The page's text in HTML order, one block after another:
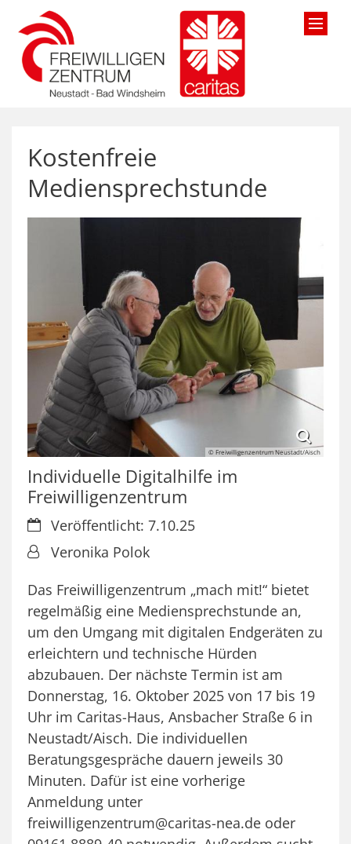
Zum Inhalt springen
Kostenfreie
Mediensprechstunde
© Freiwilligenzentrum Neustadt/Aisch
Individuelle Digitalhilfe im
Freiwilligenzentrum
Datum:Veröffentlicht: 7.10.25
Von:Veronika Polok
Das Freiwilligenzentrum „mach mit!“ bietet
regelmäßig eine Mediensprechstunde an,
um den Umgang mit digitalen Endgeräten zu
erleichtern und technische Hürden
abzubauen. Der nächste Termin ist am
Donnerstag, 16. Oktober 2025 von 17 bis 19
Uhr im Caritas-Haus, Ansbacher Straße 6 in
Neustadt/Aisch. Die individuellen
Beratungsgespräche dauern jeweils 30
Minuten. Dafür ist eine vorherige
Anmeldung unter
freiwilligenzentrum@caritas-nea.de oder